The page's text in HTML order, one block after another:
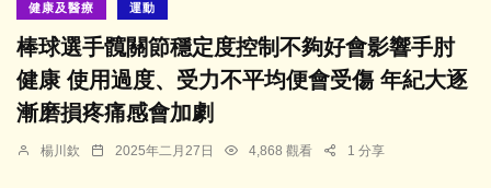
健康及醫療 運動
棒球選手髖關節穩定度控制不夠好會影響手肘
健康 使用過度、受力不平均便會受傷 年紀大逐
漸磨損疼痛感會加劇
楊川欽 2025年二月27日 4,868 觀看 1 分享